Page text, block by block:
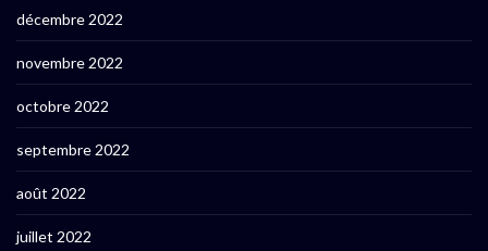
décembre 2022
novembre 2022
octobre 2022
septembre 2022
août 2022
juillet 2022